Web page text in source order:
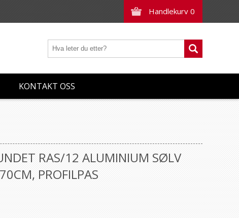
Handlekurv 0
KONTAKT OSS
RAS/12 ALUMINIUM SØLV
PROFILPAS